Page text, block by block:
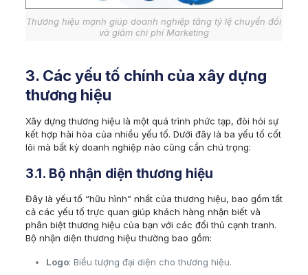
Thương hiệu mạnh giúp doanh nghiệp tăng tỷ lệ chuyển đổi
và giảm chi phí Marketing
3. Các yếu tố chính của xây dựng
thương hiệu
Xây dựng thương hiệu là một quá trình phức tạp, đòi hỏi sự
kết hợp hài hòa của nhiều yếu tố. Dưới đây là ba yếu tố cốt
lõi mà bất kỳ doanh nghiệp nào cũng cần chú trọng:
3.1. Bộ nhận diện thương hiệu
Đây là yếu tố “hữu hình” nhất của thương hiệu, bao gồm tất
cả các yếu tố trực quan giúp khách hàng nhận biết và
phân biệt thương hiệu của bạn với các đối thủ cạnh tranh.
Bộ nhận diện thương hiệu thường bao gồm:
Logo: Biểu tượng đại diện cho thương hiệu.